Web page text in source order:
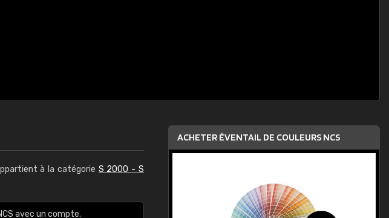
à la catégorie S 2000 - S
avec un compte.
ACHETER ÉVENTAIL DE COULEURS NCS